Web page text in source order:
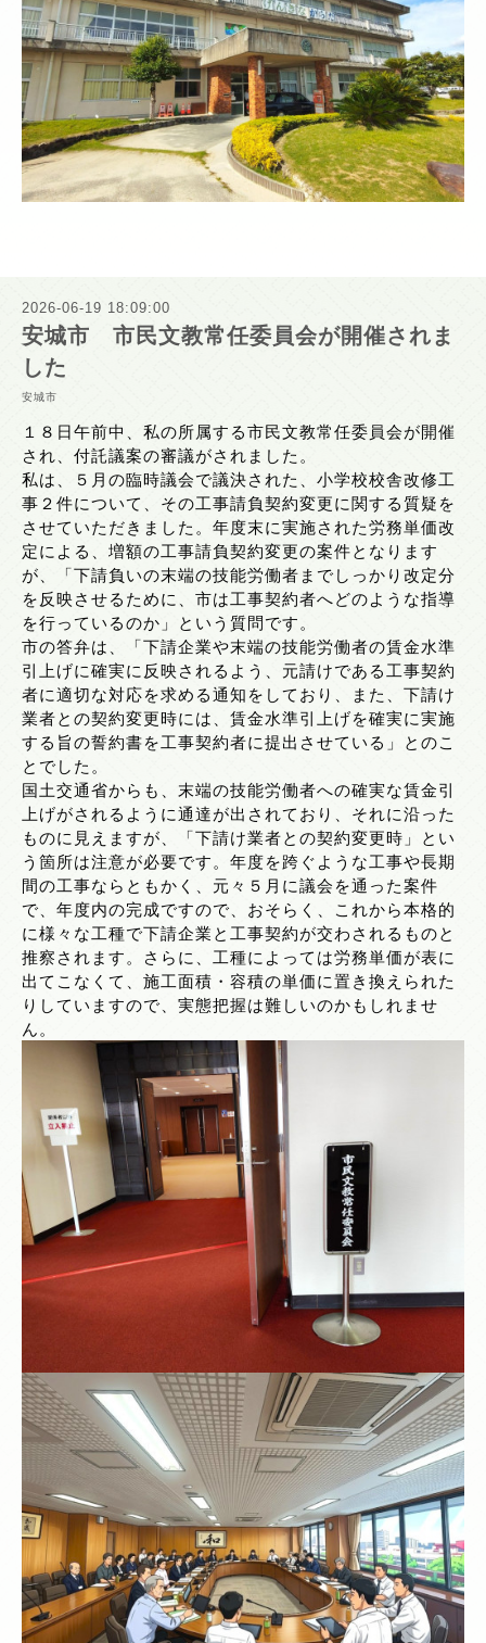
2026-06-19 18:09:00
安城市 市民文教常任委員会が開催されま
した
安城市
１８日午前中、私の所属する市民文教常任委員会が開催
され、付託議案の審議がされました。
私は、５月の臨時議会で議決された、小学校校舎改修工
事２件について、その工事請負契約変更に関する質疑を
させていただきました。年度末に実施された労務単価改
定による、増額の工事請負契約変更の案件となります
が、「下請負いの末端の技能労働者までしっかり改定分
を反映させるために、市は工事契約者へどのような指導
を行っているのか」という質問です。
市の答弁は、「下請企業や末端の技能労働者の賃金水準
引上げに確実に反映されるよう、元請けである工事契約
者に適切な対応を求める通知をしており、また、下請け
業者との契約変更時には、賃金水準引上げを確実に実施
する旨の誓約書を工事契約者に提出させている」とのこ
とでした。
国土交通省からも、末端の技能労働者への確実な賃金引
上げがされるように通達が出されており、それに沿った
ものに見えますが、「下請け業者との契約変更時」とい
う箇所は注意が必要です。年度を跨ぐような工事や長期
間の工事ならともかく、元々５月に議会を通った案件
で、年度内の完成ですので、おそらく、これから本格的
に様々な工種で下請企業と工事契約が交わされるものと
推察されます。さらに、工種によっては労務単価が表に
出てこなくて、施工面積・容積の単価に置き換えられた
りしていますので、実態把握は難しいのかもしれませ
ん。